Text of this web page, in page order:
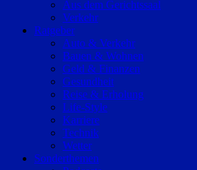
Aus dem Gerichtssaal
Verkehr
Ratgeber
Auto & Verkehr
Bauen & Wohnen
Geld & Finanzen
Gesundheit
Reise & Erholung
Life-Style
Karriere
Technik
Wetter
Sonderthemen